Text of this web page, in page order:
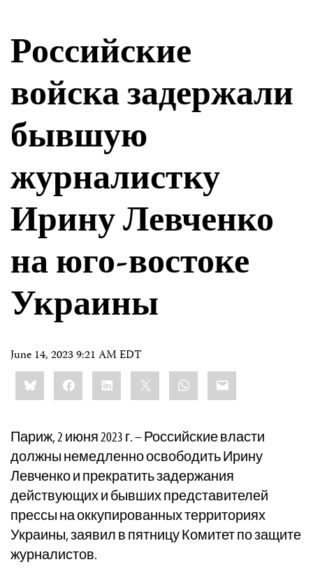
Российские
войска задержали
бывшую
журналистку
Ирину Левченко
на юго-востоке
Украины
June 14, 2023 9:21 AM EDT
Share
this:BlueskyFacebookLinkedIn WhatsApp
Email
Париж, 2 июня 2023 г. – Российские власти
должны немедленно освободить Ирину
Левченко и прекратить задержания
действующих и бывших представителей
прессы на оккупированных территориях
Украины, заявил в пятницу Комитет по защите
журналистов.